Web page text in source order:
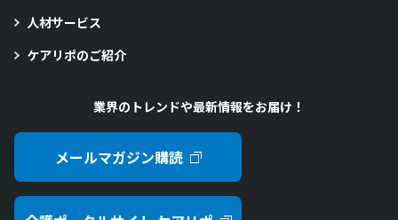
人材サービス
ケアリポのご紹介
業界のトレンドや最新情報をお届け！
メールマガジン購読